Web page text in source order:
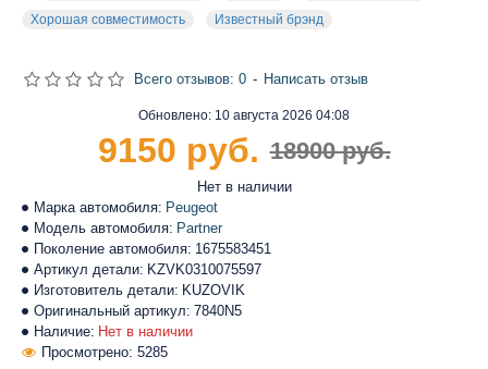
Хорошая совместимость
Известный брэнд
Наличие: Нет в наличии
Марка автомобиля: Peugeot
Модель автомобиля: Partner
Поколение автомобиля: 1675583451
Артикул детали: KZVK0310075597
Изготовитель детали: KUZOVIK
Оригинальный артикул: 7840N5
Просмотрено: 5285
Обновлено: 10 августа 2026 04:08
Нет в наличии
Всего отзывов: 0 - Написать отзыв
18900 руб.
9150 руб.